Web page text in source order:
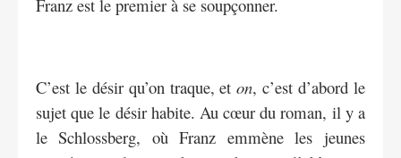
Franz est le premier à se soupçonner.
C’est le désir qu’on traque, eton, c’est d’abord le
sujet que le désir habite. Au cœur du roman, il y a
le Schlossberg, où Franz emmène les jeunes